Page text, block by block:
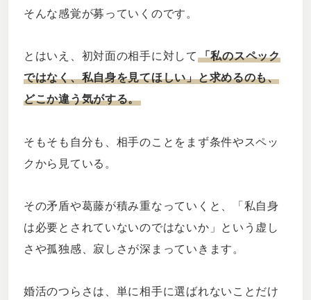
そんな感覚が募っていくのです。
とはいえ、初対面の相手に対して 「私のスペック
ではなく、私自身を見てほしい」と求めるのも、
どこか違う気がする。
そもそも自分も、相手のことをまず条件やスペッ
クから見ている。
その矛盾や葛藤が積み重なっていくと、「私自身
は必要とされていないのではないか」という虚し
さや孤独感、寂しさが深まっていきます。
婚活のつらさは、単に相手に選ばれないことだけ